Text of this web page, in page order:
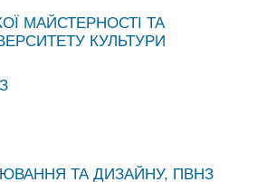
МАЙСТЕРНОСТІ ТА
КУЛЬТУРИ
ТА ДИЗАЙНУ, ПВНЗ